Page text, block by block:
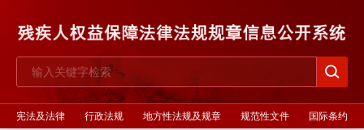
宪法及法律 行政法规 地方性法规及规章 规范性文件 国际条约